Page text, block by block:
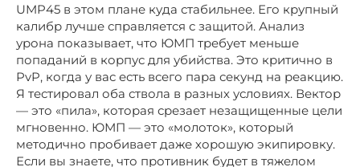
UMP45 в этом плане куда стабильнее. Его крупный
калибр лучше справляется с защитой. Анализ
урона показывает, что ЮМП требует меньше
попаданий в корпус для убийства. Это критично в
PvP, когда у вас есть всего пара секунд на реакцию.
Я тестировал оба ствола в разных условиях. Вектор
— это «пила», которая срезает незащищенные цели
мгновенно. ЮМП — это «молоток», который
методично пробивает даже хорошую экипировку.
Если вы знаете, что противник будет в тяжелом